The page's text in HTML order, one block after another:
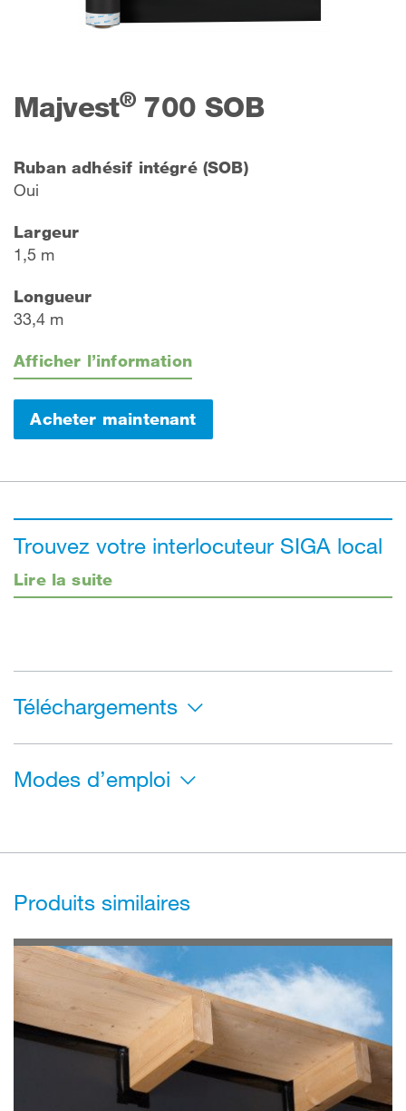
Majvest®700 SOB
Ruban adhésif intégré (SOB)
Oui
Largeur
1,5 m
Longueur
33,4 m
Afficher l’information
Acheter maintenant
Trouvez votre interlocuteur SIGA local
Lire la suite
Téléchargements
Modes d’emploi
Produits similaires